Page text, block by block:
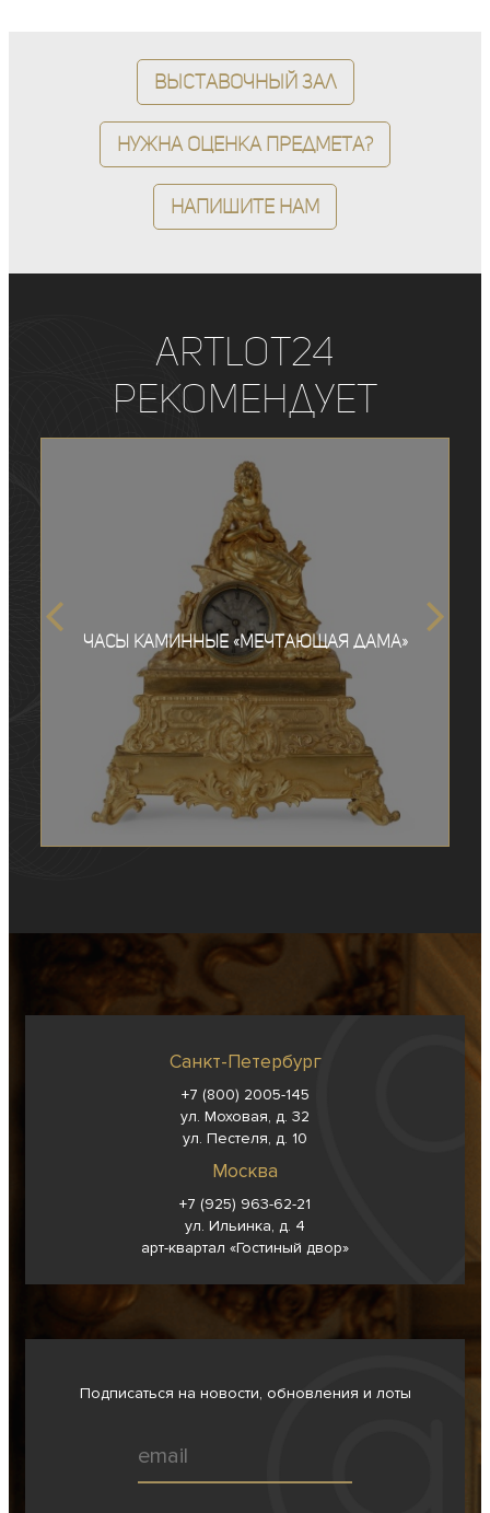
Выставочный зал
Нужна оценка предмета?
Напишите нам
ArtLot24
рекомендует
Часы каминные «Мечтающая дама»
Санкт-Петербург
+7 (800) 2005-145
ул. Моховая, д. 32
ул. Пестеля, д. 10
Москва
+7 (925) 963-62-21
ул. Ильинка, д. 4
арт-квартал «Гостиный двор»
Подписаться на новости, обновления и лоты